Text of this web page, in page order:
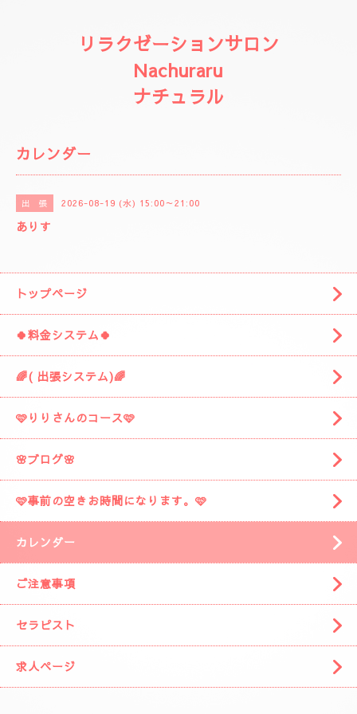
リラクゼーションサロン
Nachuraru
ナチュラル
カレンダー
出 張 2026-08-19 (水) 15:00～21:00
ありす
トップページ
🍀料金システム🍀
🌈( 出張システム)🌈
🩷りりさんのコース🩷
🌸ブログ🌸
🩷事前の空きお時間になります。🩷
カレンダー
ご注意事項
セラピスト
求人ページ